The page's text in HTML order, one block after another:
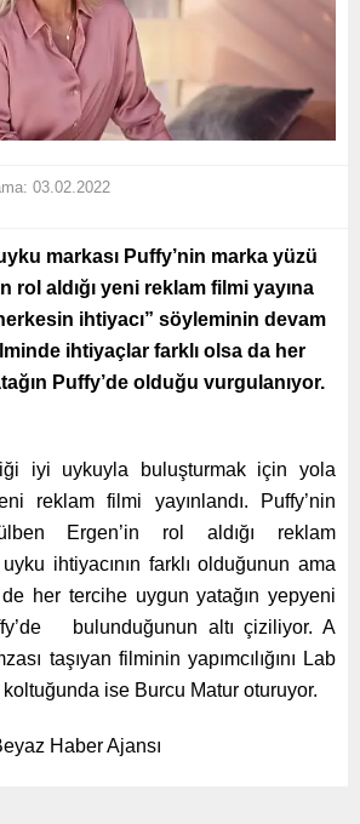
03.02.2022
markası Puffy’nin marka yüzü
rol aldığı yeni reklam filmi yayına
ihtiyacı” söyleminin devam
ihtiyaçlar farklı olsa da her
Puffy’de olduğu vurgulanıyor.
iyi uykuyla buluşturmak için yola
reklam filmi yayınlandı. Puffy’nin
Ergen’in rol aldığı reklam
ihtiyacının farklı olduğunun ama
her tercihe uygun yatağın yepyeni
bulunduğunun altı çiziliyor. A
taşıyan filminin yapımcılığını Lab
ise Burcu Matur oturuyor.
Haber Ajansı